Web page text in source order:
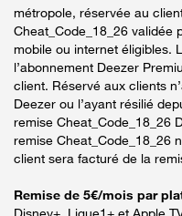
métropole, réservée au
Cheat_Code_18_26 validée
mobile ou internet éligibles.
l’abonnement Deezer
client. Réservé aux clients
Deezer ou l’ayant résilié
remise Cheat_Code_18_26
remise Cheat_Code_18_26
client sera facturé de la
Remise de 5€/mois par
Disney+, Ligue1+ et Apple